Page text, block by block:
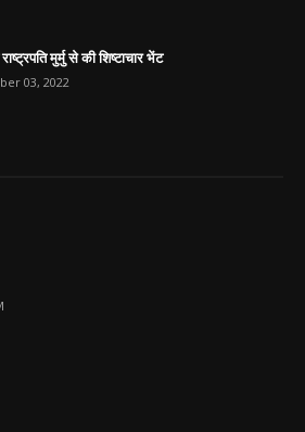
मुर्मु से की शिष्टाचार भेंट
03, 2022